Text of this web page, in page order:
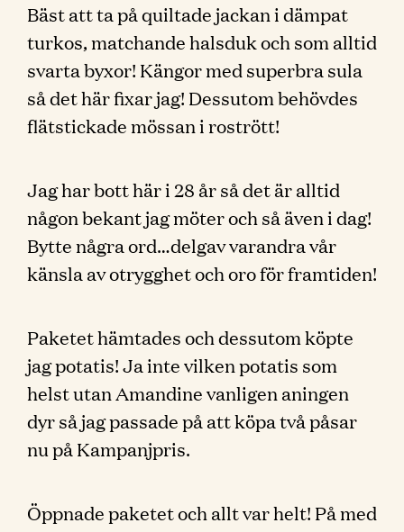
Bäst att ta på quiltade jackan i dämpat
turkos, matchande halsduk och som alltid
svarta byxor! Kängor med superbra sula
så det här fixar jag! Dessutom behövdes
flätstickade mössan i rostrött!
Jag har bott här i 28 år så det är alltid
någon bekant jag möter och så även i dag!
Bytte några ord…delgav varandra vår
känsla av otrygghet och oro för framtiden!
Paketet hämtades och dessutom köpte
jag potatis! Ja inte vilken potatis som
helst utan Amandine vanligen aningen
dyr så jag passade på att köpa två påsar
nu på Kampanjpris.
Öppnade paketet och allt var helt! På med